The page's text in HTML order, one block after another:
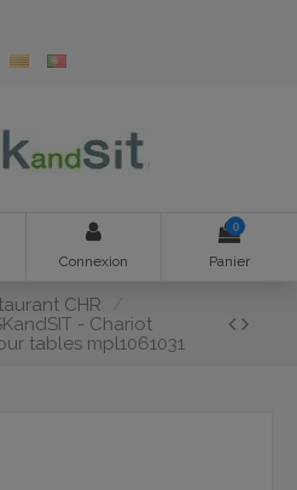
Connexion
0
Panier
CHR
- Chariot
tables mpl1061031